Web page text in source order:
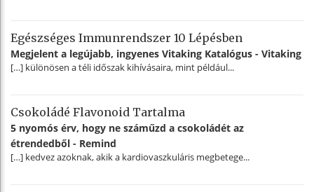
Egészséges Immunrendszer 10 Lépésben
Megjelent a legújabb, ingyenes Vitaking Katalógus - Vitaking
[…] különösen a téli időszak kihívásaira, mint például...
Csokoládé Flavonoid Tartalma
5 nyomós érv, hogy ne száműzd a csokoládét az
étrendedből - Remind
[…] kedvez azoknak, akik a kardiovaszkuláris megbetege...